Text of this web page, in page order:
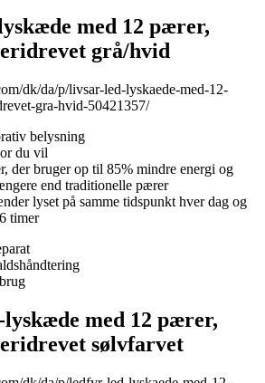
med 12 pærer,
grå/hvid
dk/da/p/livsar-led-lyskaede-med-12-
gra-hvid-50421357/
belysning
du vil
der bruger op til 85% mindre energi og
end traditionelle pærer
lyset på samme tidspunkt hver dag og
timer
med 12 pærer,
sølvfarvet